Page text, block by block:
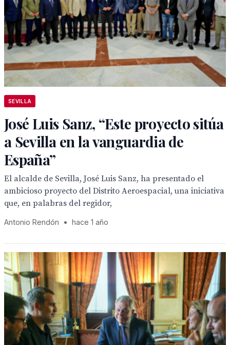
SEVILLA
José Luis Sanz, “Este proyecto sitúa
a Sevilla en la vanguardia de
España”
El alcalde de Sevilla, José Luis Sanz, ha presentado el
ambicioso proyecto del Distrito Aeroespacial, una iniciativa
que, en palabras del regidor,
Antonio Rendón • hace 1 año